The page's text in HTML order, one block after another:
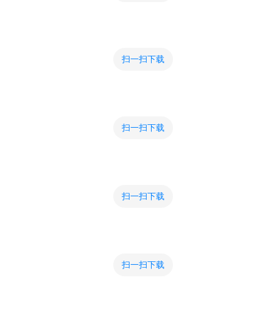
扫一扫下载
扫一扫下载
扫一扫下载
扫一扫下载